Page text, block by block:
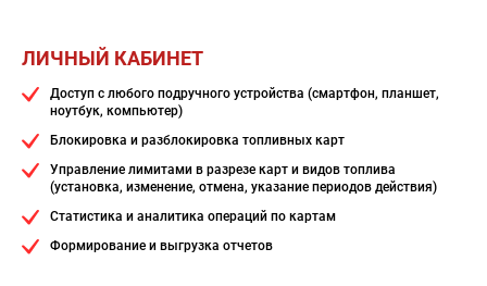
ЛИЧНЫЙ КАБИНЕТ
Доступ с любого подручного устройства (смартфон, планшет,
ноутбук, компьютер)
Блокировка и разблокировка топливных карт
Управление лимитами в разрезе карт и видов топлива
(установка, изменение, отмена, указание периодов действия)
Статистика и аналитика операций по картам
Формирование и выгрузка отчетов